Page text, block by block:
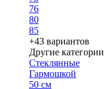
76
80
85
+43 вариантов
Другие категории
Стеклянные
Гармошкой
50 см